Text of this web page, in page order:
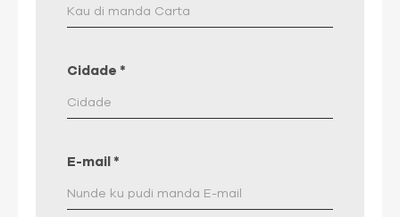
Cidade *
E-mail *